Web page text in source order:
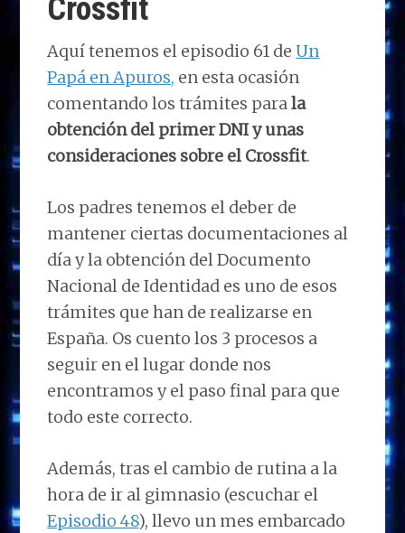
Crossfit
Aquí tenemos el episodio 61 deUn
Papá en Apuros, en esta ocasión
comentando los trámites parala
obtención del primer DNI y unas
consideraciones sobre el Crossfit.
Los padres tenemos el deber de
mantener ciertas documentaciones al
día y la obtención del Documento
Nacional de Identidad es uno de esos
trámites que han de realizarse en
España. Os cuento los 3 procesos a
seguir en el lugar donde nos
encontramos y el paso final para que
todo este correcto.
Además, tras el cambio de rutina a la
hora de ir al gimnasio (escuchar el
Episodio 48), llevo un mes embarcado